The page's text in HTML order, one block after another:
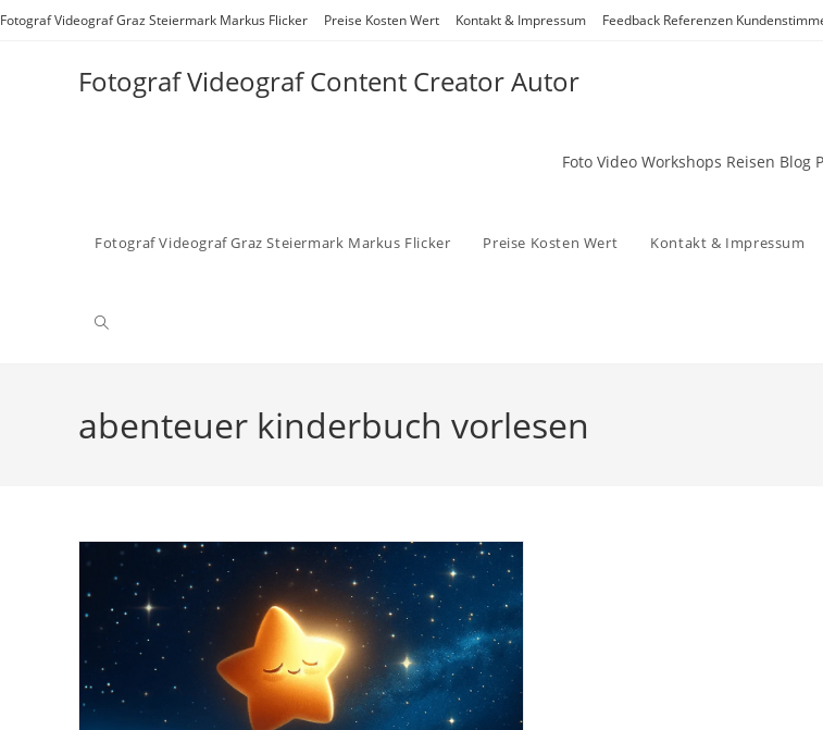
Zum
Fotograf Videograf Graz Steiermark Markus Flicker Preise Kosten Wert Kontakt & Impressum Feedback Referenzen
Fotograf Videograf Content Creator Autor
Foto Video Workshops Reisen
Fotograf Videograf Graz Steiermark Markus Flicker Preise Kosten Wert Kontakt & Impressum
Website-
abenteuer kinderbuch vorlesen